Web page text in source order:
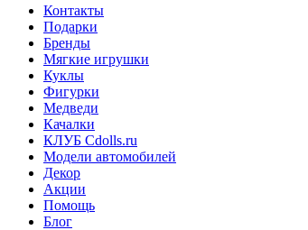
Контакты
Подарки
Бренды
Мягкие игрушки
Куклы
Фигурки
Медведи
Качалки
КЛУБ Cdolls.ru
Модели автомобилей
Декор
Акции
Помощь
Блог